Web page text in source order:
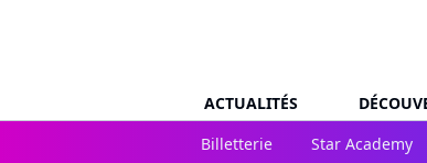
ACTUALITÉS
Billetterie
Star Academy